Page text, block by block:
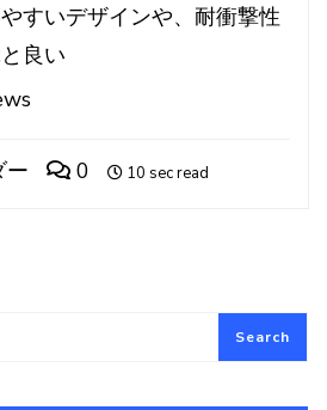
すいデザインや、耐衝撃性
良い
ー 0 10 sec read